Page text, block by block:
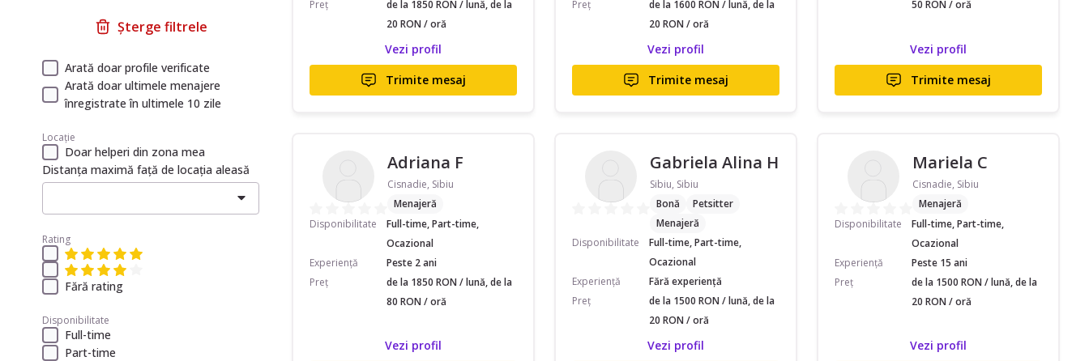
Șterge filtrele
Arată doar profile verificate
Arată doar ultimele menajere
înregistrate în ultimele 10 zile
Locație
Doar helperi din zona mea
Distanța maximă față de locația aleasă
Rating
Fără rating
Disponibilitate
Full-time
Part-time
Preț
de la 1850 RON / lună, de la
20 RON / oră
Vezi profil
Trimite mesaj
Preț
de la 1600 RON / lună, de la
20 RON / oră
Vezi profil
Trimite mesaj
50 RON / oră
Vezi profil
Trimite mesaj
Adriana F
Cisnadie, Sibiu
Menajeră
Disponibilitate
Full-time, Part-time,
Ocazional
Experiență
Peste 2 ani
Preț
de la 1850 RON / lună, de la
80 RON / oră
Vezi profil
Gabriela Alina H
Sibiu, Sibiu
Bonă
Petsitter
Menajeră
Disponibilitate
Full-time, Part-time,
Ocazional
Experiență
Fără experiență
Preț
de la 1500 RON / lună, de la
20 RON / oră
Vezi profil
Mariela C
Cisnadie, Sibiu
Menajeră
Disponibilitate
Full-time, Part-time,
Ocazional
Experiență
Peste 15 ani
Preț
de la 1500 RON / lună, de la
20 RON / oră
Vezi profil